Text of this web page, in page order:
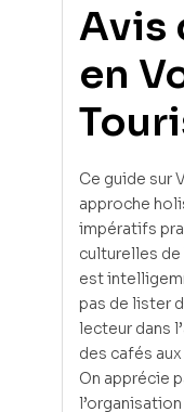
Avis
en
Ce guide sur
approche
impératifs
culturelles de
est
pas de lister
lecteur dans
des cafés
On apprécie